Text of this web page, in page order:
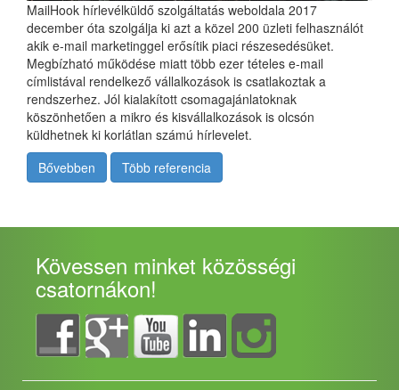
MailHook hírlevélküldő szolgáltatás weboldala 2017
december óta szolgálja ki azt a közel 200 üzleti felhasználót
akik e-mail marketinggel erősítik piaci részesedésüket.
Megbízható működése miatt több ezer tételes e-mail
címlistával rendelkező vállalkozások is csatlakoztak a
rendszerhez. Jól kialakított csomagajánlatoknak
köszönhetően a mikro és kisvállalkozások is olcsón
küldhetnek ki korlátlan számú hírlevelet.
Bővebben
Több referencia
Kövessen minket közösségi
csatornákon!